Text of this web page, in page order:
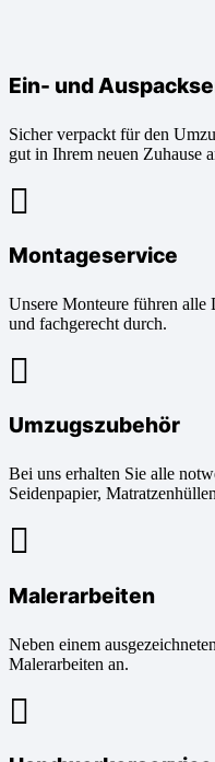
Ein- und
Sicher verpackt für den
gut in Ihrem neuen Zuhause
Montageservice
Unsere Monteure führen alle
und fachgerecht durch.
Umzugszubehör
Bei uns erhalten Sie alle
Seidenpapier,
Malerarbeiten
Neben einem
Malerarbeiten an.